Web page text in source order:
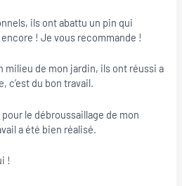
ils ont abattu un pin qui
! Je vous recommande !
milieu de mon jardin, ils ont réussi a
c’est du bon travail.
pour le débroussaillage de mon
a été bien réalisé.
!